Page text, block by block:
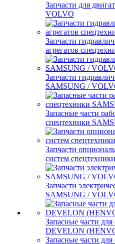
Запчасти для
VOLVO
Запчасти
агрегатов
Запчасти
SAMSUNG /
Запасные части
спецтехники
Запчасти
систем
Запчасти
SAMSUNG /
Запасные части
DEVELON
Запасные части